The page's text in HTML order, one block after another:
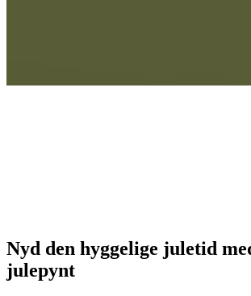
Nyd den hyggelige juletid
julepynt